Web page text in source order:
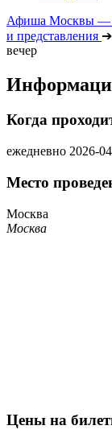
Афиша Москвы —
и представления ➔
вечер
Когда
ежедневно 2026-
Место
Москва
Москва
Цены на